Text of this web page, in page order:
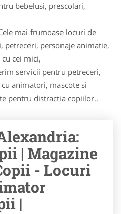
bebelusi, prescolari,
mai frumoase locuri de
petreceri, personaje animatie,
cei mici,
servicii pentru petreceri,
animatori, mascote si
pentru distractia copiilor..
| Magazine
- Locuri
|